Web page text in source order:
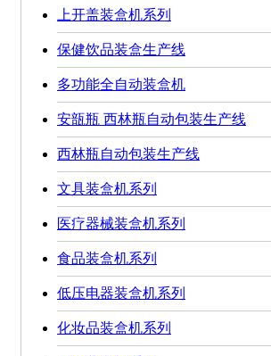
上开盖装盒机系列
保健饮品装盒生产线
多功能全自动装盒机
安瓿瓶 西林瓶自动包装生产线
西林瓶自动包装生产线
文具装盒机系列
医疗器械装盒机系列
食品装盒机系列
低压电器装盒机系列
化妆品装盒机系列